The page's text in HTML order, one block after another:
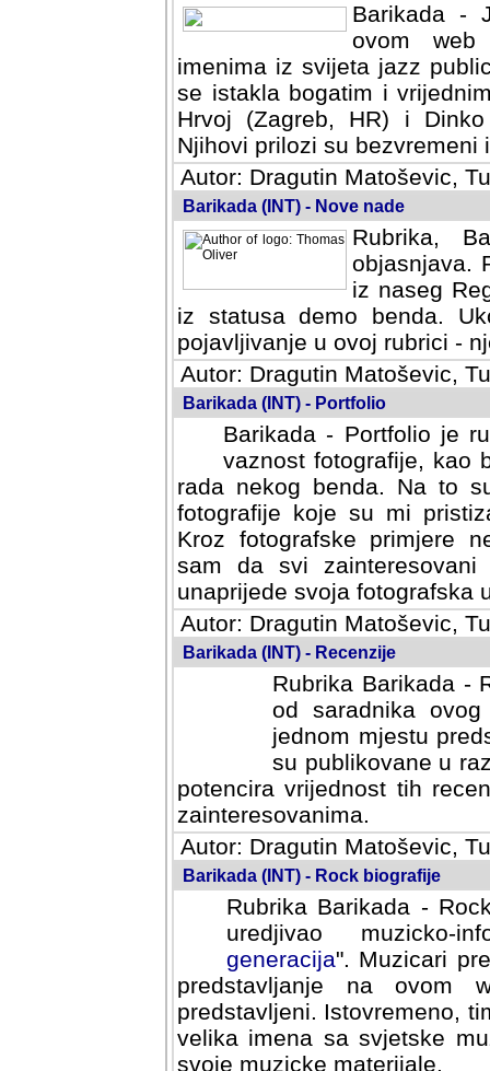
Barikada -
ovom web
imenima iz svijeta jazz
se istakla bogatim i
Hrvoj (Zagreb, HR) i
Njihovi prilozi su bezvremeni
Autor: Dragutin Matoševic,
Barikada (INT) - Nove nade
Rubrika,
objasnjava.
iz naseg
iz statusa demo benda.
pojavljivanje u ovoj rubrici -
Autor: Dragutin Matoševic,
Barikada (INT) - Portfolio
Barikada - Portfolio je
vaznost fotografije, kao
rada nekog benda. Na to
fotografije koje su mi
fotografske primjere
svi zainteresovani
svoja fotografska umijeca.
Autor: Dragutin Matoševic,
Barikada (INT) - Recenzije
Rubrika Barikada -
od saradnika
jednom mjestu
su publikovane u
potencira vrijednost tih
zainteresovanima.
Autor: Dragutin Matoševic,
Barikada (INT) - Rock biografije
Rubrika Barikada -
uredjivao muzicko-
Muzicari predstavljeni u
na ovom web portalu
Istovremeno, tim nacinom
sa svjetske muzicke scene
materijale.